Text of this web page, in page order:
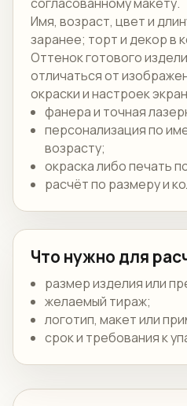
Имя, возраст, цвет и
заранее; торт и декор в
Оттенок готового
отличаться от
окраски и настроек
фанера и точная
персонализация по
возрасту;
окраска либо печать
расчёт по размеру и
Что нужно для
размер изделия или
желаемый тираж;
логотип, макет или
срок и требования к